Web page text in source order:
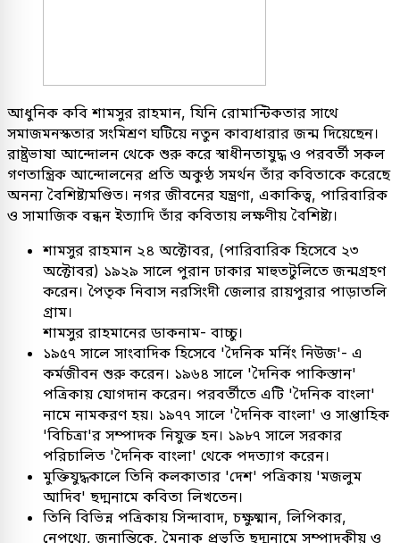
আধুনিক কবি শামসুর রাহমান, যিনি রোমান্টিকতার সাথে
সমাজমনস্কতার সংমিশ্রণ ঘটিয়ে নতুন কাব্যধারার জন্ম দিয়েছেন।
রাষ্ট্রভাষা আন্দোলন থেকে শুরু করে স্বাধীনতাযুদ্ধ ও পরবর্তী সকল
গণতান্ত্রিক আন্দোলনের প্রতি অকুণ্ঠ সমর্থন তাঁর কবিতাকে করেছে
অনন্য বৈশিষ্ট্যমণ্ডিত। নগর জীবনের যন্ত্রণা, একাকিত্ব, পারিবারিক
ও সামাজিক বন্ধন ইত্যাদি তাঁর কবিতায় লক্ষণীয় বৈশিষ্ট্য।
শামসুর রাহমান ২৪ অক্টোবর, (পারিবারিক হিসেবে ২৩
অক্টোবর) ১৯২৯ সালে পুরান ঢাকার মাহুতটুলিতে জন্মগ্রহণ
করেন। পৈতৃক নিবাস নরসিংদী জেলার রায়পুরার পাড়াতলি
গ্রাম।
শামসুর রাহমানের ডাকনাম- বাচ্চু।
১৯৫৭ সালে সাংবাদিক হিসেবে 'দৈনিক মর্নিং নিউজ'- এ
কর্মজীবন শুরু করেন। ১৯৬৪ সালে 'দৈনিক পাকিস্তান'
পত্রিকায় যোগদান করেন। পরবর্তীতে এটি 'দৈনিক বাংলা'
নামে নামকরণ হয়। ১৯৭৭ সালে 'দৈনিক বাংলা' ও সাপ্তাহিক
'বিচিত্রা'র সম্পাদক নিযুক্ত হন। ১৯৮৭ সালে সরকার
পরিচালিত 'দৈনিক বাংলা' থেকে পদত্যাগ করেন।
মুক্তিযুদ্ধকালে তিনি কলকাতার 'দেশ' পত্রিকায় 'মজলুম
আদিব' ছদ্মনামে কবিতা লিখতেন।
তিনি বিভিন্ন পত্রিকায় সিন্দাবাদ, চক্ষুষ্মান, লিপিকার,
নেপথ্যে, জনান্তিকে, মৈনাক প্রভৃতি ছদ্মনামে সম্পাদকীয় ও